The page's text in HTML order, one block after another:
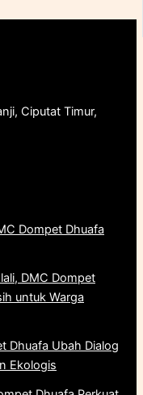
Ciputat Timur,
Dompet Dhuafa
DMC Dompet
untuk Warga
Dhuafa Ubah Dialog
Ekologis